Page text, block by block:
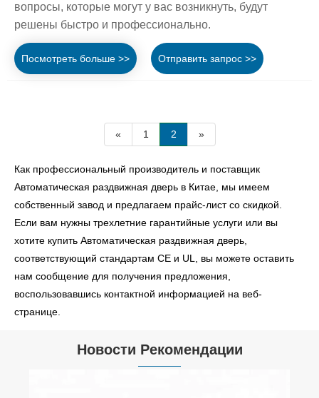
вопросы, которые могут у вас возникнуть, будут
решены быстро и профессионально.
Посмотреть больше >> Отправить запрос >>
« 1 2 »
Как профессиональный производитель и поставщик
Автоматическая раздвижная дверь в Китае, мы имеем
собственный завод и предлагаем прайс-лист со скидкой.
Если вам нужны трехлетние гарантийные услуги или вы
хотите купить Автоматическая раздвижная дверь,
соответствующий стандартам CE и UL, вы можете оставить
нам сообщение для получения предложения,
воспользовавшись контактной информацией на веб-
странице.
Новости Рекомендации